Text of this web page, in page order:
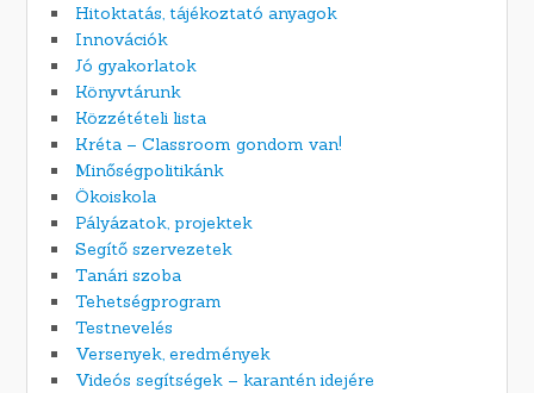
Hitoktatás, tájékoztató anyagok
Innovációk
Jó gyakorlatok
Könyvtárunk
Közzétételi lista
Kréta – Classroom gondom van!
Minőségpolitikánk
Ökoiskola
Pályázatok, projektek
Segítő szervezetek
Tanári szoba
Tehetségprogram
Testnevelés
Versenyek, eredmények
Videós segítségek – karantén idejére